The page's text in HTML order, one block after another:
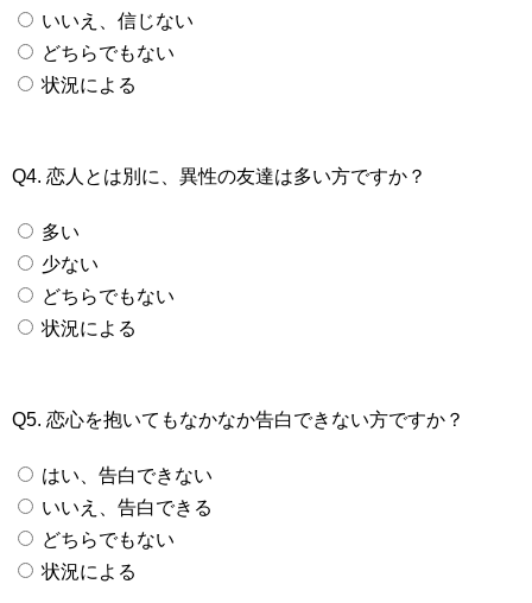
いいえ、信じない
どちらでもない
状況による
Q4. 恋人とは別に、異性の友達は多い方ですか？
多い
少ない
どちらでもない
状況による
Q5. 恋心を抱いてもなかなか告白できない方ですか？
はい、告白できない
いいえ、告白できる
どちらでもない
状況による